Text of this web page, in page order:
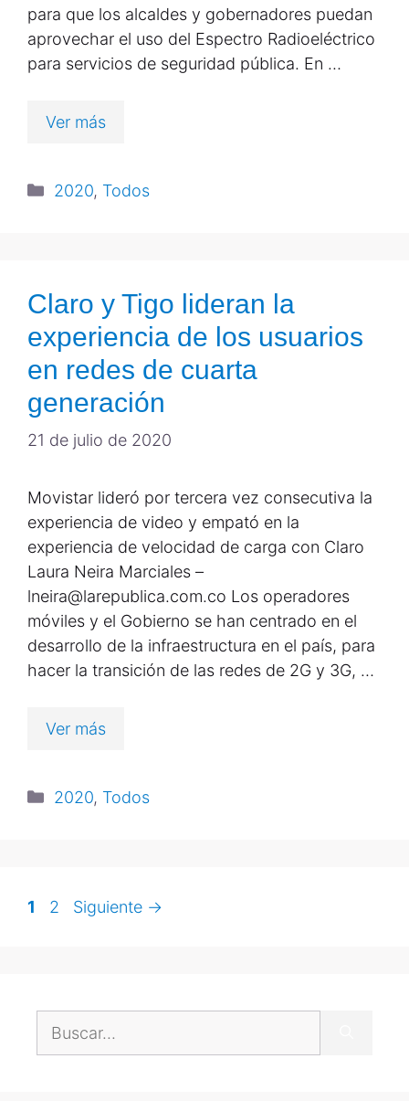
para que los alcaldes y gobernadores puedan
aprovechar el uso del Espectro Radioeléctrico
para servicios de seguridad pública. En …
Ver más
2020, Todos
Claro y Tigo lideran la
experiencia de los usuarios
en redes de cuarta
generación
21 de julio de 2020
Movistar lideró por tercera vez consecutiva la
experiencia de video y empató en la
experiencia de velocidad de carga con Claro
Laura Neira Marciales –
lneira@larepublica.com.co Los operadores
móviles y el Gobierno se han centrado en el
desarrollo de la infraestructura en el país, para
hacer la transición de las redes de 2G y 3G, …
Ver más
2020, Todos
1 2 Siguiente →